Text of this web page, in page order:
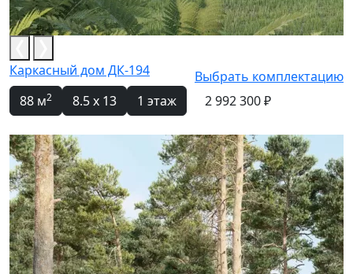
Каркасный дом ДК-194
88 м2 8.5 x 13 1 этаж
Выбрать комплектацию
2 992 300 ₽